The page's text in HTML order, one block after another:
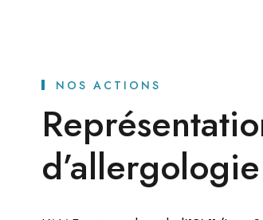
NOS ACTIONS
d’allergologie